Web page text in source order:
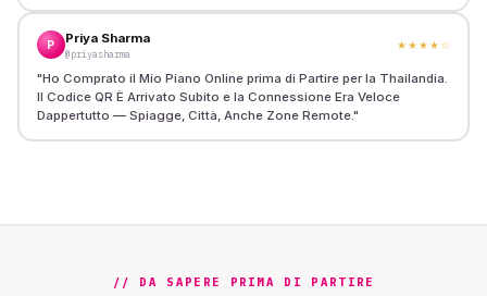
P Priya Sharma
@priyasharma
★★★★ ☆
"Ho Comprato il Mio Piano Online prima di Partire per la Thailandia.
Il Codice QR È Arrivato Subito e la Connessione Era Veloce
Dappertutto — Spiagge, Città, Anche Zone Remote."
// DA SAPERE PRIMA DI PARTIRE